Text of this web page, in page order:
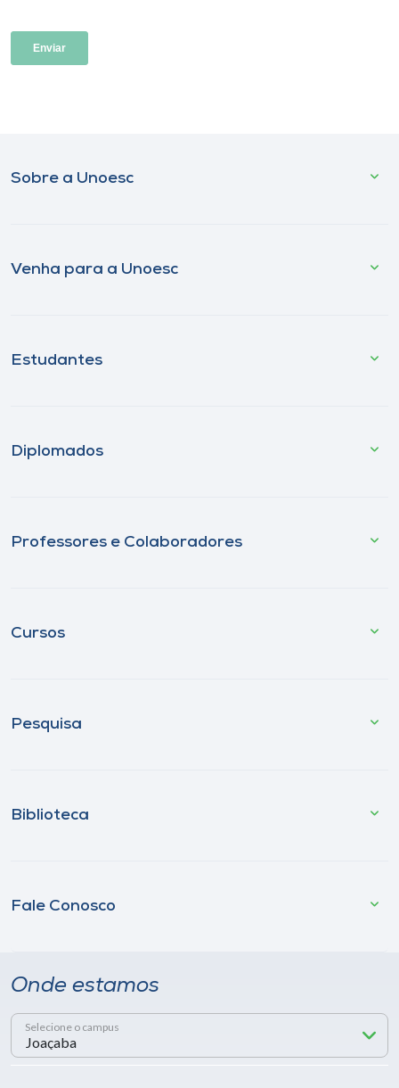
Sobre a Unoesc
Venha para a Unoesc
Estudantes
Diplomados
Professores e Colaboradores
Cursos
Pesquisa
Biblioteca
Fale Conosco
Onde estamos
Selecione o campus